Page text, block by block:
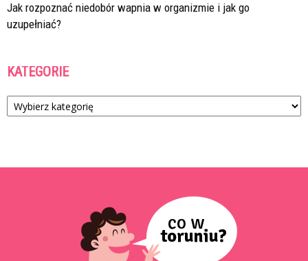
Jak rozpoznać niedobór wapnia w organizmie i jak go
uzupełniać?
KATEGORIE
Kategorie